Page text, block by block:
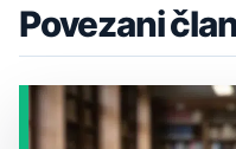
Povezani